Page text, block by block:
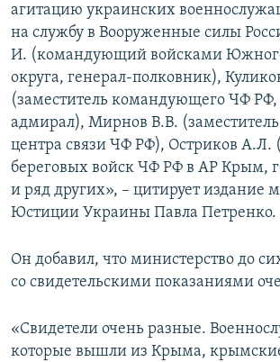
агитацию украинских
на службу в Вооруженные силы
И. (командующий войсками
округа, генерал-полковник),
(заместитель командующего ЧФ РФ,
адмирал), Мирнов В.В.
центра связи ЧФ РФ), Остриков А.Л.
береговых войск ЧФ РФ в АР Крым,
и ряд других», – цитирует издание
Юстиции Украины Павла Петренко.
Он добавил, что министерство до
со свидетельскими показаниями
«Свидетели очень разные.
которые вышли из Крыма,